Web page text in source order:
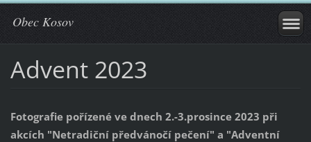
Obec Kosov
Advent 2023
Fotografie pořízené ve dnech 2.-3.prosince 2023 při
akcích "Netradiční předvánočí pečení" a "Adventní